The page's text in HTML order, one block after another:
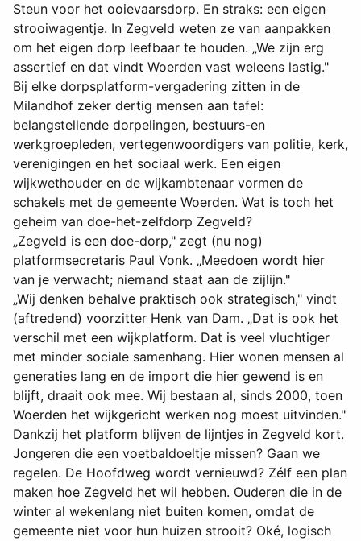
Steun voor het ooievaarsdorp. En straks: een eigen
strooiwagentje. In Zegveld weten ze van aanpakken
om het eigen dorp leefbaar te houden. „We zijn erg
assertief en dat vindt Woerden vast weleens lastig."
Bij elke dorpsplatform-vergadering zitten in de
Milandhof zeker dertig mensen aan tafel:
belangstellende dorpelingen, bestuurs-en
werkgroepleden, vertegenwoordigers van politie, kerk,
verenigingen en het sociaal werk. Een eigen
wijkwethouder en de wijkambtenaar vormen de
schakels met de gemeente Woerden. Wat is toch het
geheim van doe-het-zelfdorp Zegveld?
„Zegveld is een doe-dorp," zegt (nu nog)
platformsecretaris Paul Vonk. „Meedoen wordt hier
van je verwacht; niemand staat aan de zijlijn."
„Wij denken behalve praktisch ook strategisch," vindt
(aftredend) voorzitter Henk van Dam. „Dat is ook het
verschil met een wijkplatform. Dat is veel vluchtiger
met minder sociale samenhang. Hier wonen mensen al
generaties lang en de import die hier gewend is en
blijft, draait ook mee. Wij bestaan al, sinds 2000, toen
Woerden het wijkgericht werken nog moest uitvinden."
Dankzij het platform blijven de lijntjes in Zegveld kort.
Jongeren die een voetbaldoeltje missen? Gaan we
regelen. De Hoofdweg wordt vernieuwd? Zélf een plan
maken hoe Zegveld het wil hebben. Ouderen die in de
winter al wekenlang niet buiten komen, omdat de
gemeente niet voor hun huizen strooit? Oké, logisch